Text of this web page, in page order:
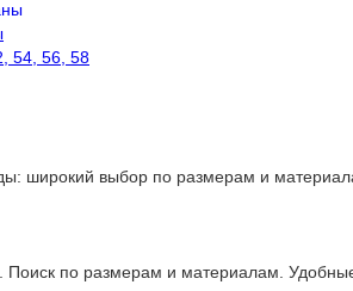
54, 56, 58
широкий выбор по размерам и
по размерам и материалам.